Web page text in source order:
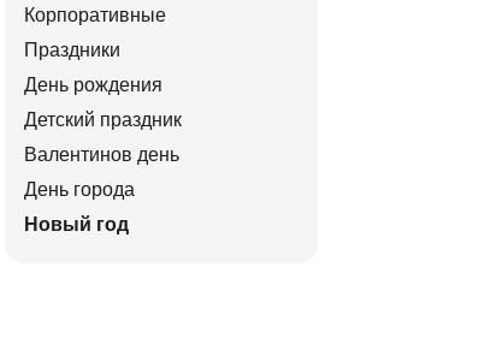
Корпоративные
Праздники
День рождения
Детский праздник
Валентинов день
День города
Новый год